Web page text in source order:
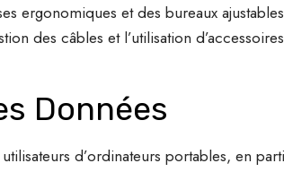
ergonomiques et des bureaux
des câbles et l’utilisation
Données
d’ordinateurs portables, en